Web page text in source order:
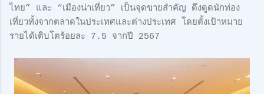
ไทย” และ “เมืองน่าเที่ยว” เป็นจุดขายสำคัญ ดึงดูดนักท่อง
เที่ยวทั้งจากตลาดในประเทศและต่างประเทศ โดยตั้งเป้าหมาย
รายได้เติบโตร้อยละ 7.5 จากปี 2567